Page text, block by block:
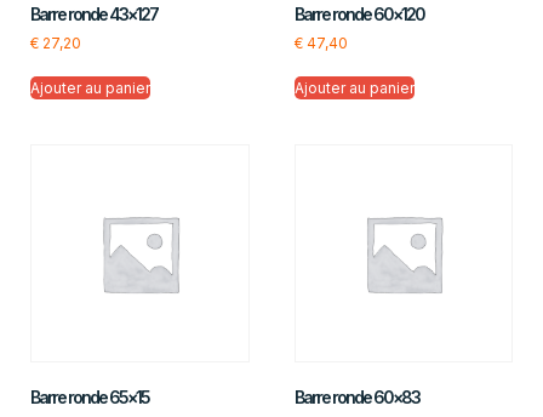
Barre ronde 43×127
€ 27,20
Ajouter au panier
Barre ronde 60×120
€47,40
Ajouter au panier
Barre ronde 65×15 Barre ronde 60×83